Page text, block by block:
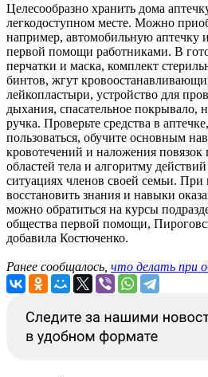
Целесообразно хранить дома
легкодоступном месте. Можно
например, автомобильную аптечку
первой помощи работниками. В
перчатки и маска, комплект
бинтов, жгут
лейкопластыри, устройство для
дыхания, спасательное покрывало,
ручка. Проверьте средства в
пользоваться, обучите основным
кровотечений и наложения
областей тела и алгоритму
ситуациях членов своей семьи. При
восстановить знания и навыки
можно обратиться на курсы
общества первой помощи,
добавила Костюченко.
Ранее сообщалось, что делать при